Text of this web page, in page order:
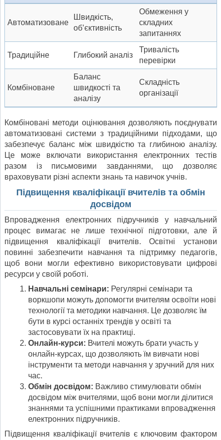
Автоматизоване
Швидкість,
об’єктивність
Обмеження у
складних
запитаннях
Традиційне Глибокий аналіз
Тривалість
перевірки
Комбіноване
Баланс
швидкості та
аналізу
Складність
організації
Комбіновані методи оцінювання дозволяють поєднувати
автоматизовані системи з традиційними підходами, що
забезпечує баланс між швидкістю та глибиною аналізу.
Це може включати використання електронних тестів
разом із письмовими завданнями, що дозволяє
враховувати різні аспекти знань та навичок учнів.
Підвищення кваліфікації вчителів та обмін
досвідом
Впровадження електронних підручників у навчальний
процес вимагає не лише технічної підготовки, але й
підвищення кваліфікації вчителів. Освітні установи
повинні забезпечити навчання та підтримку педагогів,
щоб вони могли ефективно використовувати цифрові
ресурси у своїй роботі.
Навчальні семінари: Регулярні семінари та
воркшопи можуть допомогти вчителям освоїти нові
технології та методики навчання. Це дозволяє їм
бути в курсі останніх трендів у освіті та
застосовувати їх на практиці.
Онлайн-курси: Вчителі можуть брати участь у
онлайн-курсах, що дозволяють їм вивчати нові
інструменти та методи навчання у зручний для них
час.
Обмін досвідом: Важливо стимулювати обмін
досвідом між вчителями, щоб вони могли ділитися
знаннями та успішними практиками впровадження
електронних підручників.
Підвищення кваліфікації вчителів є ключовим фактором